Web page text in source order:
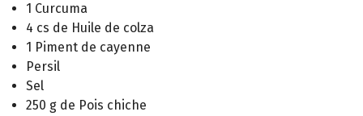
1 Curcuma
4 cs de Huile de colza
1 Piment de cayenne
Persil
Sel
250 g de Pois chiche